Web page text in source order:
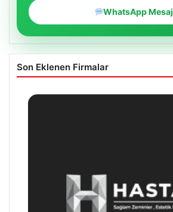
WhatsApp Mesaj
Son Eklenen Firmalar